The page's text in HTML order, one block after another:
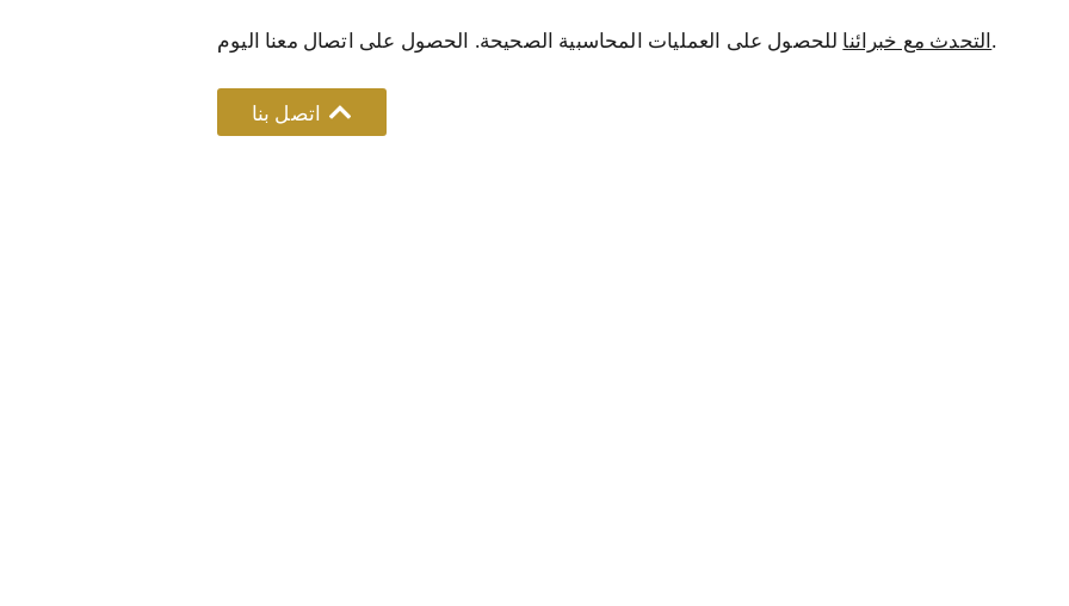
التحدث مع خبرائناللحصول على العمليات المحاسبية الصحيحة. الحصول على اتصال معنا اليوم.
اتصل بنا